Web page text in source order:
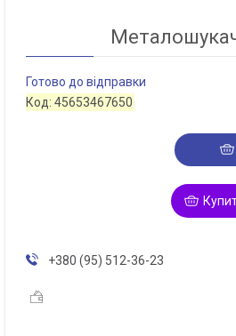
Готово до відправки
Код:45653467650
+380 (95) 512-36-23